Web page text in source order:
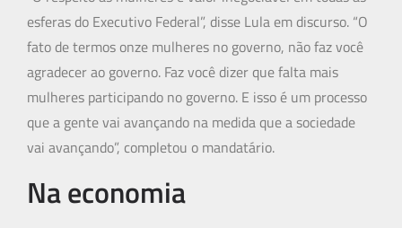
esferas do Executivo Federal”, disse Lula em discurso. “O
fato de termos onze mulheres no governo, não faz você
agradecer ao governo. Faz você dizer que falta mais
mulheres participando no governo. E isso é um processo
que a gente vai avançando na medida que a sociedade
vai avançando”, completou o mandatário.
Na economia